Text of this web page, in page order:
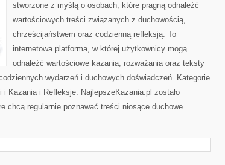
stworzone z myślą o osobach, które pragną odnaleźć
wartościowych treści związanych z duchowością,
chrześcijaństwem oraz codzienną refleksją. To
internetowa platforma, w której użytkownicy mogą
odnaleźć wartościowe kazania, rozważania oraz teksty
wydarzeń i duchowych doświadczeń. Kategorie
i Kazania i Refleksje. NajlepszeKazania.pl zostało
chcą regularnie poznawać treści niosące duchowe